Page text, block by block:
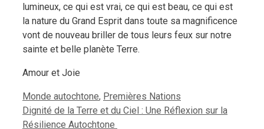
lumineux, ce qui est vrai, ce qui est beau, ce qui est
la nature du Grand Esprit dans toute sa magnificence
vont de nouveau briller de tous leurs feux sur notre
sainte et belle planète Terre.
Amour et Joie
Catégories
Monde autochtone, Premières Nations
Dignité de la Terre et du Ciel : Une Réflexion sur la
Résilience Autochtone